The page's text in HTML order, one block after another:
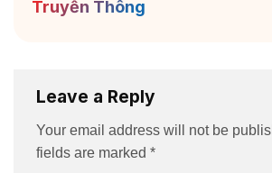
Truyền Thông
Leave a Reply
Your email address will not be
fields are marked *